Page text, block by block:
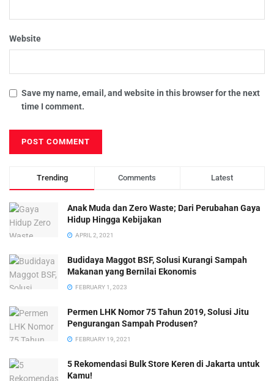
Website
Save my name, email, and website in this browser for the next
time I comment.
Trending Comments Latest
Anak Muda dan Zero Waste; Dari Perubahan Gaya
Hidup Hingga Kebijakan
APRIL 2, 2021
Budidaya Maggot BSF, Solusi Kurangi Sampah
Makanan yang Bernilai Ekonomis
FEBRUARY 1, 2023
Permen LHK Nomor 75 Tahun 2019, Solusi Jitu
Pengurangan Sampah Produsen?
FEBRUARY 19, 2021
5 Rekomendasi Bulk Store Keren di Jakarta untuk
Kamu!